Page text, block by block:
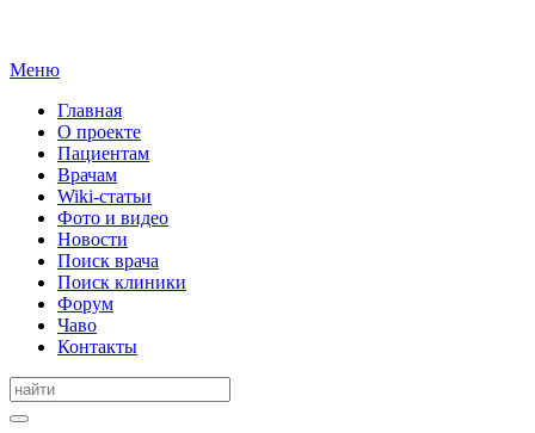
Меню
Главная
О проекте
Пациентам
Врачам
Wiki-статьи
Фото и видео
Новости
Поиск врача
Поиск клиники
Форум
Чаво
Контакты